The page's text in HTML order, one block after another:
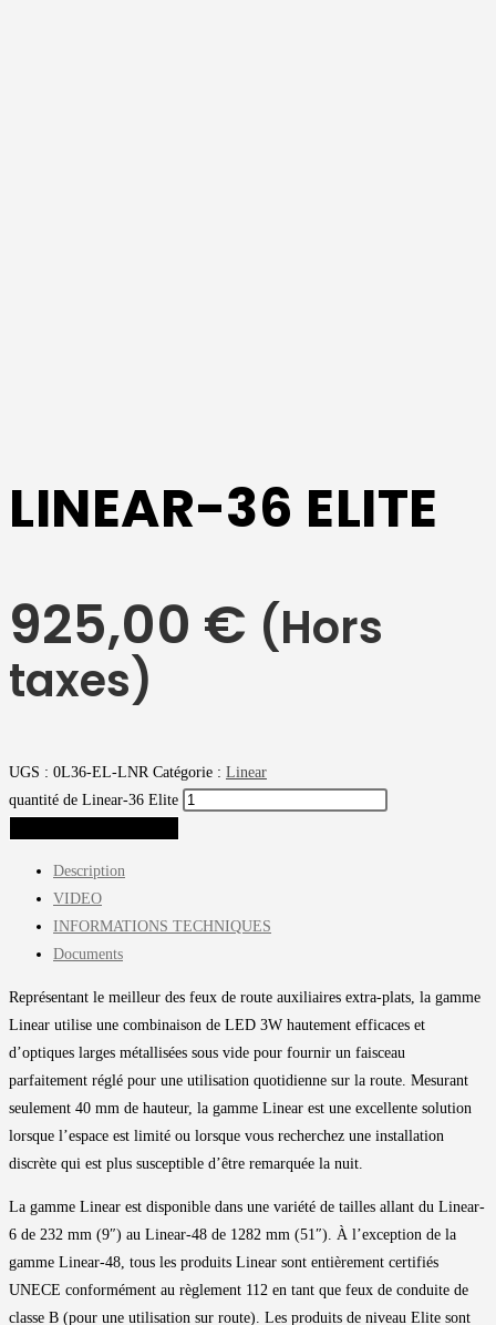
LINEAR-36 ELITE
925,00 € (Hors
taxes)
UGS : 0L36-EL-LNR Catégorie : Linear
quantité de Linear-36 Elite
Description
VIDEO
INFORMATIONS TECHNIQUES
Documents
Représentant le meilleur des feux de route auxiliaires extra-plats, la gamme
Linear utilise une combinaison de LED 3W hautement efficaces et
d’optiques larges métallisées sous vide pour fournir un faisceau
parfaitement réglé pour une utilisation quotidienne sur la route. Mesurant
seulement 40 mm de hauteur, la gamme Linear est une excellente solution
lorsque l’espace est limité ou lorsque vous recherchez une installation
discrète qui est plus susceptible d’être remarquée la nuit.
La gamme Linear est disponible dans une variété de tailles allant du Linear-
6 de 232 mm (9″) au Linear-48 de 1282 mm (51″). À l’exception de la
gamme Linear-48, tous les produits Linear sont entièrement certifiés
UNECE conformément au règlement 112 en tant que feux de conduite de
classe B (pour une utilisation sur route). Les produits de niveau Elite sont